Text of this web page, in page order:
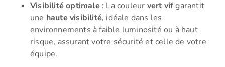
Visibilité optimale : La couleur vert vifgarantit
une haute visibilité, idéale dans les
environnements à faible luminosité ou à haut
risque, assurant votre sécurité et celle de votre
équipe.